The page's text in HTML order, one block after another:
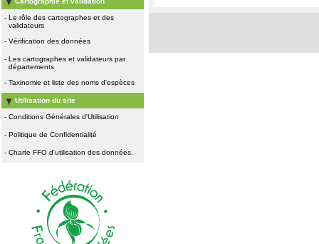
- Le rôle des cartographes et des
validateurs
- Vérification des données
- Les cartographes et validateurs par
départements
- Taxinomie et liste des noms d'espèces
Utilisation du site
- Conditions Générales d'Utilisation
- Politique de Confidentialité
- Charte FFO d'utilisation des données.